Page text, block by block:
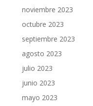
noviembre 2023
octubre 2023
septiembre 2023
agosto 2023
julio 2023
junio 2023
mayo 2023